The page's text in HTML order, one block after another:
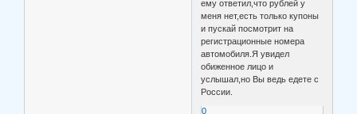
ему ответил,что рублей у
меня нет,есть только купоны
и пускай посмотрит на
регистрационные номера
автомобиля.Я увидел
обиженное лицо и
услышал,но Вы ведь едете с
России.
0